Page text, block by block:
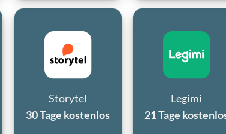
Storytel
30 Tage kostenlos
Legimi
21 Tage